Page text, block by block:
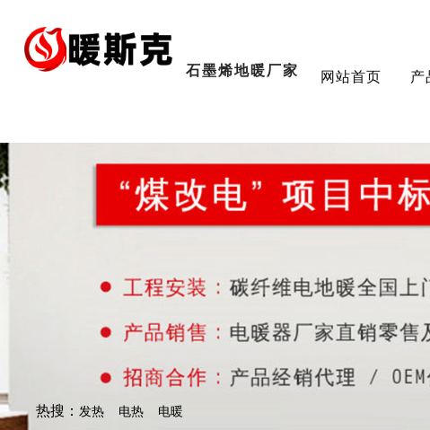
石墨烯地暖厂家 网站首页 产
热搜： 发热 电热 电暖